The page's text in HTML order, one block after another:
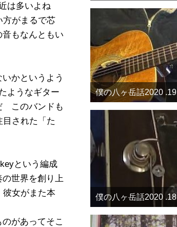
は多いよね
方がまるで芯
もなんともい
かというよう
ようなギター
このバンドも
された「た
という編成
世界を創り上
女がまた本
があってそこ
僕の八ヶ岳話2020 .19
僕の八ヶ岳話2020 .18